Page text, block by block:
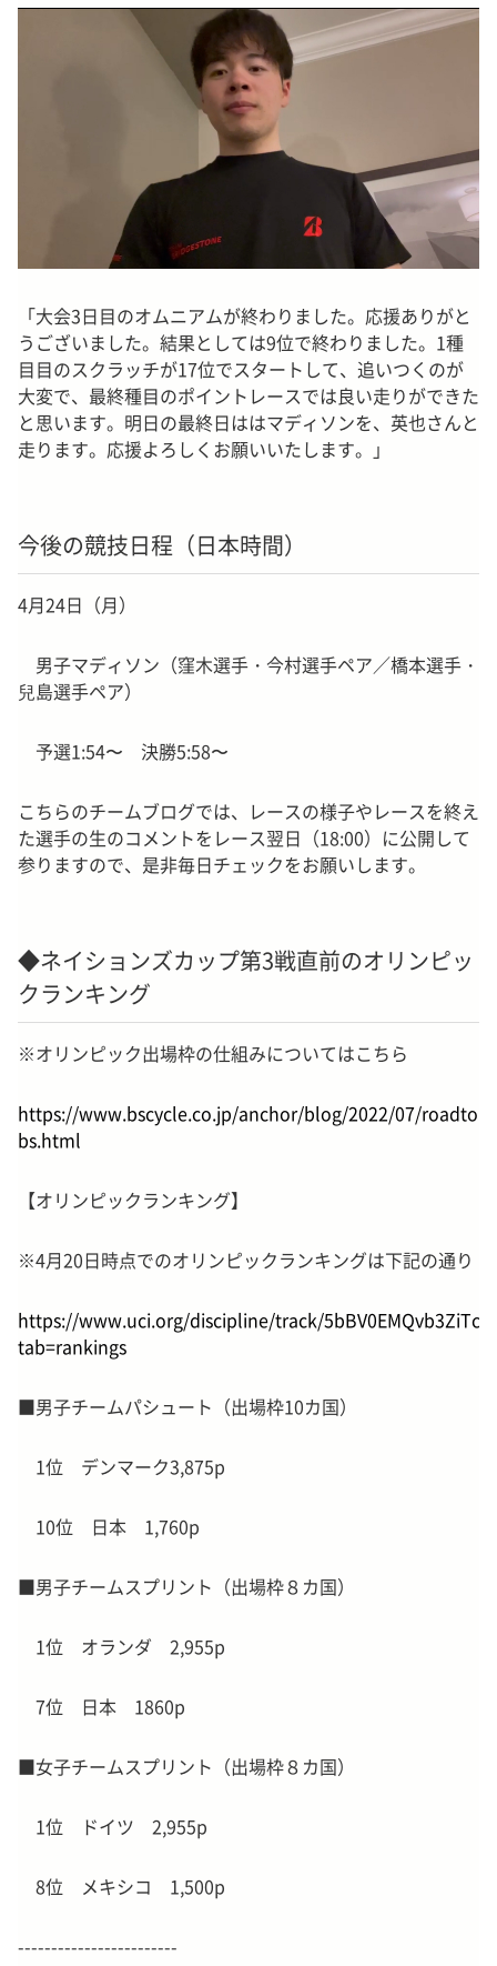
「大会3日目のオムニアムが終わりました。応援ありがと
うございました。結果としては9位で終わりました。1種
目目のスクラッチが17位でスタートして、追いつくのが
大変で、最終種目のポイントレースでは良い走りができた
と思います。明日の最終日ははマディソンを、英也さんと
走ります。応援よろしくお願いいたします。」
今後の競技日程（日本時間）
4月24日（月）
男子マディソン（窪木選手・今村選手ペア／橋本選手・
兒島選手ペア）
予選1:54〜 決勝5:58〜
こちらのチームブログでは、レースの様子やレースを終え
た選手の生のコメントをレース翌日（18:00）に公開して
参りますので、是非毎日チェックをお願いします。
◆ネイションズカップ第3戦直前のオリンピッ
クランキング
※オリンピック出場枠の仕組みについてはこちら
https://www.bscycle.co.jp/anchor/blog/2022/07/
bs.html
【オリンピックランキング】
※4月20日時点でのオリンピックランキングは下記の通り
https://www.uci.org/discipline/track/
tab=rankings
■男子チームパシュート（出場枠10カ国）
1位 デンマーク3,875p
10位 日本 1,760p
■男子チームスプリント（出場枠８カ国）
1位 オランダ 2,955p
7位 日本 1860p
■女子チームスプリント（出場枠８カ国）
1位 ドイツ 2,955p
8位 メキシコ 1,500p
------------------------